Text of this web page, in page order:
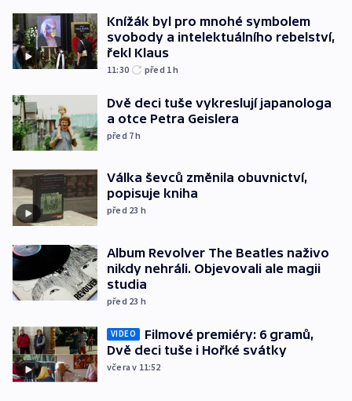
Knížák byl pro mnohé symbolem
svobody a intelektuálního rebelství,
řekl Klaus
11:30 před 1h
Dvě deci tuše vykreslují japanologa
a otce Petra Geislera
před 7h
Válka ševců změnila obuvnictví,
popisuje kniha
před 23 h
Album Revolver The Beatles naživo
nikdy nehráli. Objevovali ale magii
studia
před 23 h
VIDEO
Filmové premiéry: 6 gramů,
Dvě deci tuše i Hořké svátky
včera v 11:52